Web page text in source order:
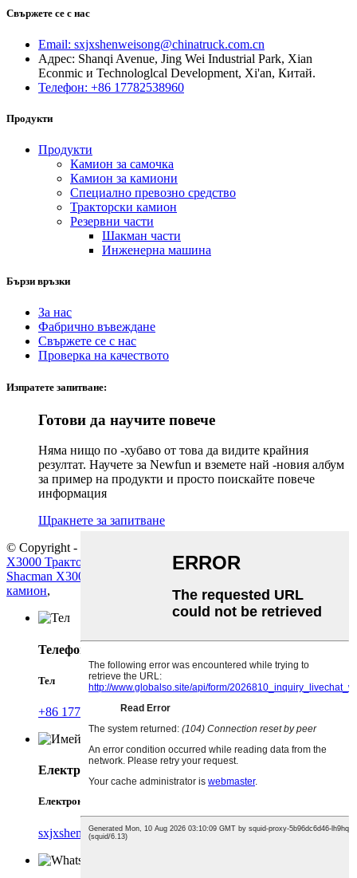
Свържете се с нас
Email: sxjxshenweisong@chinatruck.com.cn
Адрес: Shanqi Avenue, Jing Wei Industrial Park, Xian
Econmic и Technologlcal Development, Xi'an, Китай.
Телефон: +86 17782538960
Продукти
Продукти
Камион за самочка
Камион за камиони
Специално превозно средство
Тракторски камион
Резервни части
Шакман части
Инженерна машина
Бързи връзки
За нас
Фабрично въвеждане
Свържете се с нас
Проверка на качеството
Изпратете запитване:
Готови да научите повече
Няма нищо по -хубаво от това да видите крайния
резултат. Научете за Newfun и вземете най -новия албум
за пример на продукти и просто поискайте повече
информация
Щракнете за запитване
© Copyright - 2010-2024: Всички права запазени.
X3000 Тракторски камион
Shacman F3000
Shacman X3000
камион,
Телефон
Тел
+86 17782538960
Електронна поща
Електронна поща
sxjxshenweisong@chinatruck.com.cn